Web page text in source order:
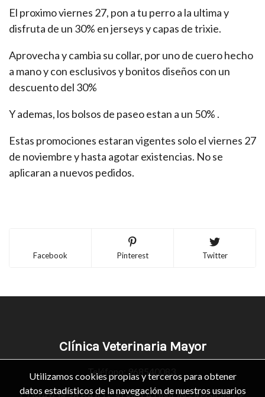
El proximo viernes 27, pon a tu perro a la ultima y
disfruta de un 30% en jerseys y capas de trixie.
Aprovecha y cambia su collar, por uno de cuero hecho
a mano y con esclusivos y bonitos diseños con un
descuento del 30%
Y ademas, los bolsos de paseo estan a un 50% .
Estas promociones estaran vigentes solo el viernes 27
de noviembre y hasta agotar existencias. No se
aplicaran a nuevos pedidos.
Facebook Pinterest Twitter
Clínica Veterinaria Mayor
Teléfono: 968540083
Utilizamos cookies propias y terceros para obtener
datos estadísticos de la navegación de nuestros usuarios